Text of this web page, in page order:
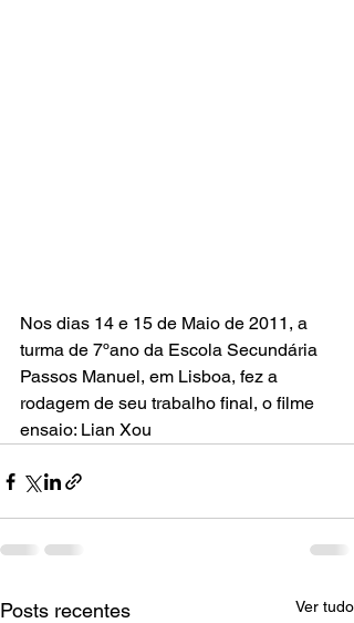
Nos dias 14 e 15 de Maio de 2011, a
turma de 7ºano da Escola Secundária
Passos Manuel, em Lisboa, fez a
rodagem de seu trabalho final, o filme
ensaio: Lian Xou
Posts recentes Ver tudo